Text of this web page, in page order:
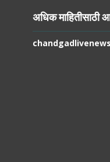
अधिक माहितीसाठी